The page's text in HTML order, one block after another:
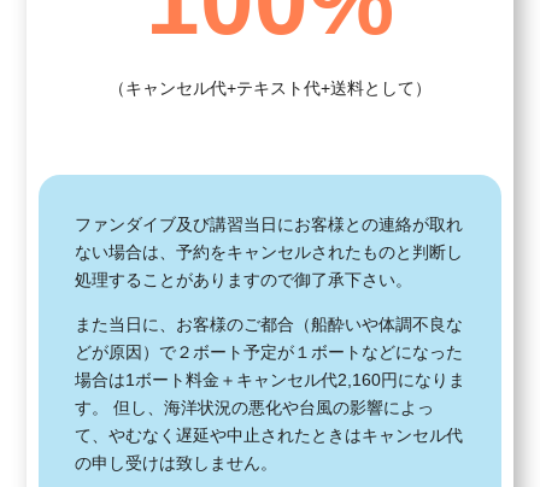
（キャンセル代+テキスト代+送料として）
ファンダイブ及び講習当日にお客様との連絡が取れ
ない場合は、予約をキャンセルされたものと判断し
処理することがありますので御了承下さい。
また当日に、お客様のご都合（船酔いや体調不良な
どが原因）で２ボート予定が１ボートなどになった
場合は1ボート料金＋キャンセル代2,160円になりま
す。 但し、海洋状況の悪化や台風の影響によっ
て、やむなく遅延や中止されたときはキャンセル代
の申し受けは致しません。